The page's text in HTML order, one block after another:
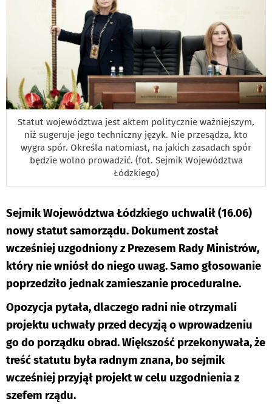
Statut województwa jest aktem politycznie ważniejszym,
niż sugeruje jego techniczny język. Nie przesądza, kto
wygra spór. Określa natomiast, na jakich zasadach spór
będzie wolno prowadzić. (fot. Sejmik Województwa
Łódzkiego)
Sejmik Województwa Łódzkiego uchwalił (16.06)
nowy statut samorządu. Dokument został
wcześniej uzgodniony z Prezesem Rady Ministrów,
który nie wniósł do niego uwag. Samo głosowanie
poprzedziło jednak zamieszanie proceduralne.
Opozycja pytała, dlaczego radni nie otrzymali
projektu uchwały przed decyzją o wprowadzeniu
go do porządku obrad. Większość przekonywała, że
treść statutu była radnym znana, bo sejmik
wcześniej przyjął projekt w celu uzgodnienia z
szefem rządu.